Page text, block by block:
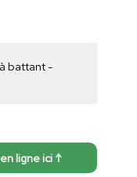
battant -
ligne ici ↑